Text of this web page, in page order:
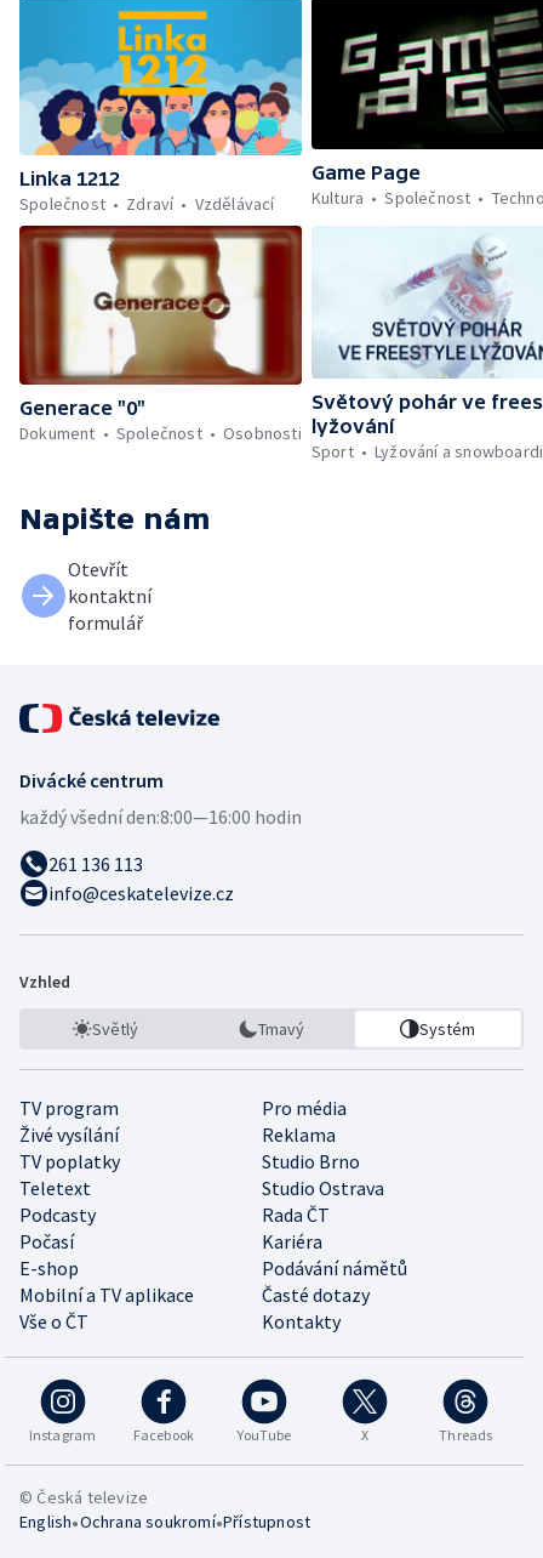
Linka 1212
Společnost
Zdraví Vzdělávací
Game Page
Kultura
Společnost
Generace "0"
Dokument
Společnost Osobnosti
Světový pohár ve
lyžování
Sport
Lyžování a
Napište nám
Otevřít
kontaktní
formulář
Divácké centrum
každý všední den:8:00—16:00 hodin
261 136 113
info@ceskatelevize.cz
Vzhled
Světlý Tmavý Systém
TV program
Pro média
Živé vysílání
Reklama
TV poplatky
Studio Brno
Teletext
Studio Ostrava
Podcasty
Rada ČT
Počasí
Kariéra
E-shop
Podávání námětů
Mobilní a TV aplikace
Časté dotazy
Vše o ČT
Kontakty
Instagram Facebook YouTube X Threads
© Česká televize
English•Ochrana soukromí•Přístupnost